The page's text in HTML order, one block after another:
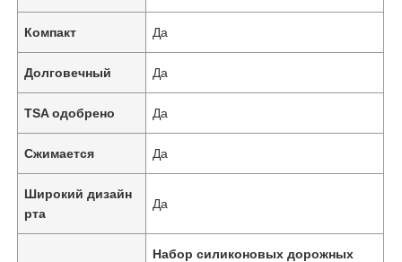
Компакт Да
Долговечный Да
TSA одобрено Да
Сжимается Да
Широкий дизайн
рта
Да
Набор силиконовых дорожных